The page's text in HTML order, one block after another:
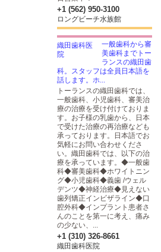
+1 (562) 950-3100
ロングビーチ水族館
一般歯科から審
美歯科までトー
ランスの織田歯
科。スタッフは全員日本語を
話します。ホ...
トーランスの織田歯科では、
一般歯科、小児歯科、審美治
療の治療を受け付けておりま
す。お子様の乳歯から、日本
で受けた治療の再治療なども
承っております。日本語でお
気軽にお問い合わせくださ
い。織田歯科では、以下の治
療を承っています。◆一般歯
科◆審美歯科◆ホワイトニン
グ◆小児歯科◆義歯 /ウェル
デンツ◆神経治療◆見えない
歯列矯正インビザライン◆口
腔外科◆インプラント患者さ
んのことを第一に考え、痛み
の少ない、...
+1 (310) 326-8661
織田歯科医院